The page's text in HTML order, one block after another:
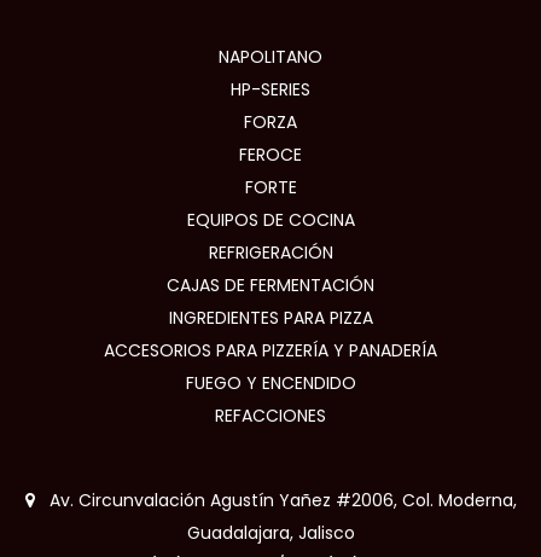
NAPOLITANO
HP-SERIES
FORZA
FEROCE
FORTE
EQUIPOS DE COCINA
REFRIGERACIÓN
CAJAS DE FERMENTACIÓN
INGREDIENTES PARA PIZZA
ACCESORIOS PARA PIZZERÍA Y PANADERÍA
FUEGO Y ENCENDIDO
REFACCIONES
Av. Circunvalación Agustín Yañez #2006, Col. Moderna,
Guadalajara, Jalisco